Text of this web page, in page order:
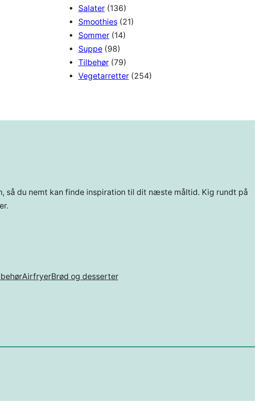
Salater(136)
Smoothies(21)
Sommer(14)
Suppe(98)
Tilbehør(79)
Vegetarretter(254)
så du nemt kan finde inspiration til dit næste måltid. Kig rundt på
AirfryerBrød og desserter